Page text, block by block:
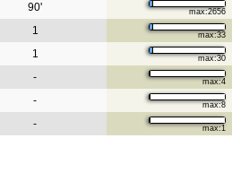
90' max:2656
1 max:33
1 max:30
- max:4
- max:8
- max:1